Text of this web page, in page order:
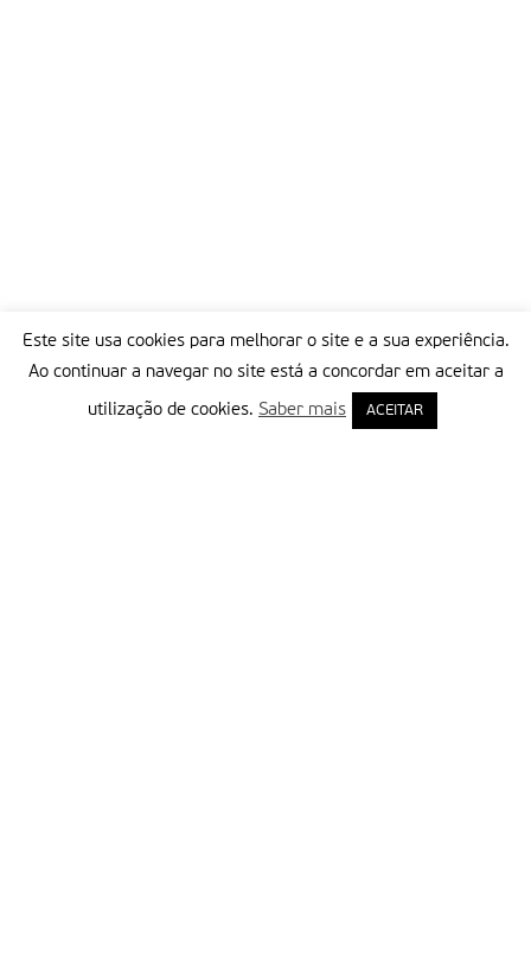
Este site usa cookies para melhorar o site e a sua experiência.
Ao continuar a navegar no site está a concordar em aceitar a
utilização de cookies. Saber mais ACEITAR